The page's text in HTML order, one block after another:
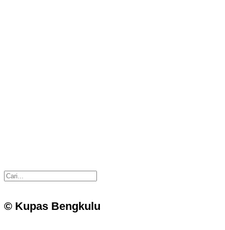
© Kupas Bengkulu